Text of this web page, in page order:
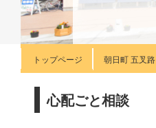
トップページ 朝日町 五叉路
心配ごと相談